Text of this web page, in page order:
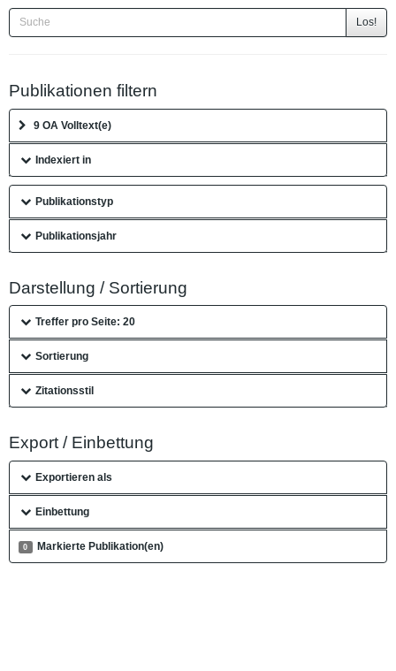
Los!
Publikationen filtern
9 OA Volltext(e)
Indexiert in
Publikationstyp
Publikationsjahr
Darstellung / Sortierung
Treffer pro Seite: 20
Sortierung
Zitationsstil
Export / Einbettung
Exportieren als
Einbettung
0 Markierte Publikation(en)